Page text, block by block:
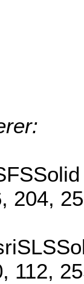
204,
112,